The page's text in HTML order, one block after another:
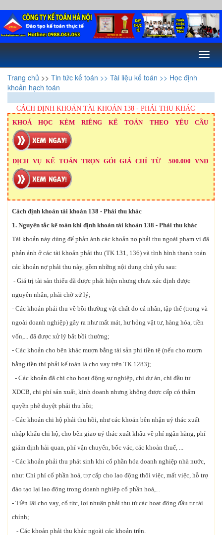
Toggle
Trang chủ >> Tin tức kế toán >> Tài liệu kế toán >> Học định
khoản hạch toán
CÁCH ĐỊNH KHOẢN TÀI KHOẢN 138 - PHẢI THU KHÁC
KHOÁ HỌC KÈM RIÊNG KẾ TOÁN THEO YÊU CẦU
DỊCH VỤ KẾ TOÁN TRỌN GÓI GIÁ CHỈ TỪ 500.000 VNĐ
Cách định khoản tài khoản 138 - Phải thu khác
1. Nguyên tắc kế toán khi định khoản tài khoản 138 - Phải thu khác
Tài khoản này dùng để phản ánh các khoản nợ phải thu ngoài phạm vi đã
phản ánh ở các tài khoản phải thu (TK 131, 136) và tình hình thanh toán
các khoản nợ phải thu này, gồm những nội dung chủ yếu sau:
- Giá trị tài sản thiếu đã được phát hiện nhưng chưa xác định được
nguyên nhân, phải chờ xử lý;
- Các khoản phải thu về bồi thường vật chất do cá nhân, tập thể (trong và
ngoài doanh nghiệp) gây ra như mất mát, hư hỏng vật tư, hàng hóa, tiền
vốn,... đã được xử lý bắt bồi thường;
- Các khoản cho bên khác mượn bằng tài sản phi tiền tệ (nếu cho mượn
bằng tiền thì phải kế toán là cho vay trên TK 1283);
- Các khoản đã chi cho hoạt động sự nghiệp, chi dự án, chi đầu tư
XDCB, chi phí sản xuất, kinh doanh nhưng không được cấp có thẩm
quyền phê duyệt phải thu hồi;
- Các khoản chi hộ phải thu hồi, như các khoản bên nhận uỷ thác xuất
nhập khẩu chi hộ, cho bên giao uỷ thác xuất khẩu về phí ngân hàng, phí
giám định hải quan, phí vận chuyển, bốc vác, các khoản thuế, ...
- Các khoản phải thu phát sinh khi cổ phần hóa doanh nghiệp nhà nước,
như: Chi phí cổ phần hoá, trợ cấp cho lao động thôi việc, mất việc, hỗ trợ
đào tạo lại lao động trong doanh nghiệp cổ phần hoá,...
- Tiền lãi cho vay, cổ tức, lợi nhuận phải thu từ các hoạt động đầu tư tài
chính;
- Các khoản phải thu khác ngoài các khoản trên.